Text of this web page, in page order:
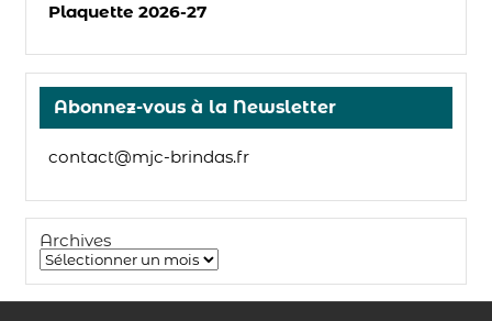
Plaquette 2026-27
Abonnez-vous à la Newsletter
contact@mjc-brindas.fr
Archives